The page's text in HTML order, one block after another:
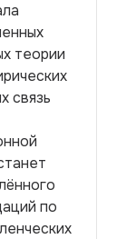
теории
связь
по